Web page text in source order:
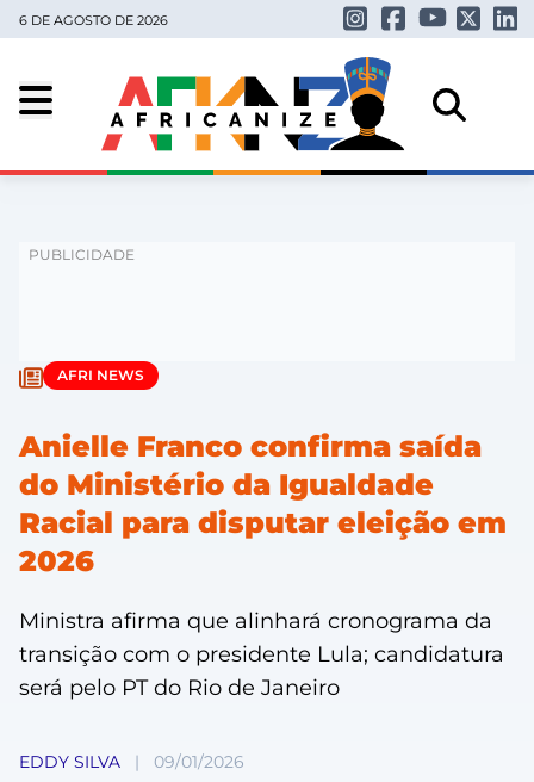
6 DE AGOSTO DE 2026
AFRI NEWS
Anielle Franco confirma saída
do Ministério da Igualdade
Racial para disputar eleição em
2026
Ministra afirma que alinhará cronograma da
transição com o presidente Lula; candidatura
será pelo PT do Rio de Janeiro
EDDY SILVA | 09/01/2026